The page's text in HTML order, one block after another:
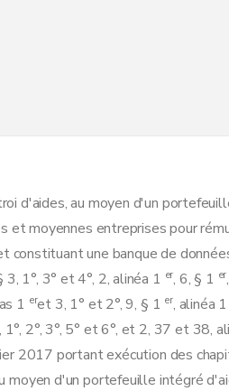
»
d'aides, au moyen d'un
moyennes entreprises pour
constituant une banque de
3, 1°, 3° et 4°, 2, alinéa 1 er, 6, § 1 er
1 eret 3, 1° et 2°, 9, § 1 er, alinéa 1
1°, 2°, 3°, 5° et 6°, et 2, 37 et 38,
2017 portant exécution des
d'un portefeuille intégré